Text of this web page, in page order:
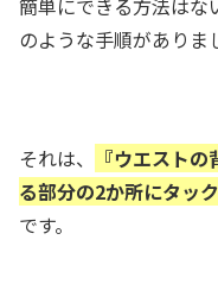
のような手順がありま
それは、
『ウエスト
る部分の2か所にタッ
です。